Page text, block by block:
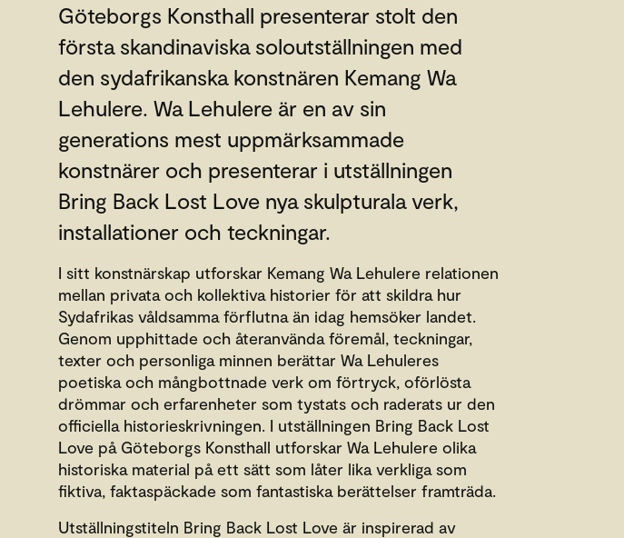
Göteborgs Konsthall presenterar stolt den
första skandinaviska soloutställningen med
den sydafrikanska konstnären Kemang Wa
Lehulere. Wa Lehulere är en av sin
generations mest uppmärksammade
konstnärer och presenterar i utställningen
Bring Back Lost Love nya skulpturala verk,
installationer och teckningar.
I sitt konstnärskap utforskar Kemang Wa Lehulere relationen
mellan privata och kollektiva historier för att skildra hur
Sydafrikas våldsamma förflutna än idag hemsöker landet.
Genom upphittade och återanvända föremål, teckningar,
texter och personliga minnen berättar Wa Lehuleres
poetiska och mångbottnade verk om förtryck, oförlösta
drömmar och erfarenheter som tystats och raderats ur den
officiella historieskrivningen. I utställningen Bring Back Lost
Love på Göteborgs Konsthall utforskar Wa Lehulere olika
historiska material på ett sätt som låter lika verkliga som
fiktiva, faktaspäckade som fantastiska berättelser framträda.
Utställningstiteln Bring Back Lost Love är inspirerad av